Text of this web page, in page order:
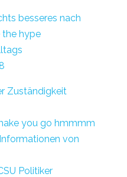
besseres nach
the hype
Zuständigkeit
you go hmmmm
von
Politiker